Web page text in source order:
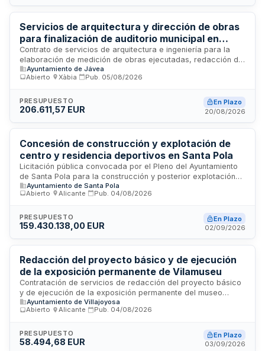
técnicas del pliego, con personal cualificado en arqueología
medieval y experiencia acreditada en investigaciones
arqueológicas.
Servicios de arquitectura y dirección de obras
para finalización de auditorio municipal en
Xàbia
Contrato de servicios de arquitectura e ingeniería para la
elaboración de medición de obras ejecutadas, redacción de
proyectos básico y de ejecución, proyecto de instalaciones,
estudio de seguridad y salud, dirección facultativa de obras
finalización de un edificio destinado a auditorio municipal. La
Junta de Gobierno Local del Ayuntamiento de Xàbia licita
abierto con criterio de mejor relación calidad-precio.
Ayuntamiento de Jávea
Abierto
Xàbia Pub. 05/08/2026
PRESUPUESTO
206.611,57 EUR
En Plazo
20/08/2026
Concesión de construcción y explotación de
centro y residencia deportivos en Santa Pola
Licitación pública convocada por el Pleno del Ayuntamiento
de Santa Pola para la construcción y posterior explotación
de un centro y residencia deportivos en la localidad
alicantina. El proyecto comprende tanto la fase de obra civil
operación de las mismas durante el período de concesión.
Se trata de una iniciativa municipal orientada a dotar a Santa
tanto a usuarios locales como a potenciales visitantes,
generando además oportunidades de empleo y actividad
económica en la zona.
Ayuntamiento de Santa Pola
Abierto
Alicante Pub. 04/08/2026
PRESUPUESTO
159.430.138,00 EUR
En Plazo
02/09/2026
Redacción del proyecto básico y de ejecución
de la exposición permanente de Vilamuseu
Contratación de servicios de redacción del proyecto básico
y de ejecución de la exposición permanente del museo
Vilamuseu. El contrato incluye el diseño arquitectónico, la
exposición permanente, una exposición temporal a medio
requiere un equipo multidisciplinar de profesionales para
garantizar la calidad y coherencia del proyecto museístico
Ayuntamiento de Villajoyosa
Abierto
Alicante Pub. 04/08/2026
PRESUPUESTO
58.494,68 EUR
En Plazo
03/09/2026